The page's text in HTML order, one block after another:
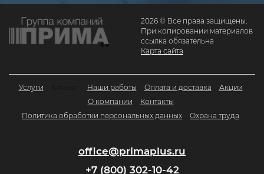
2026 © Все права защищены.
При копировании материалов
ссылка обязательна
Карта сайта
Услуги Наши работы Оплата и доставка
Акции
О компании
Контакты
Политика обработки персональных данных
Охрана труда
office@primaplus.ru
+7 (800) 302-10-42